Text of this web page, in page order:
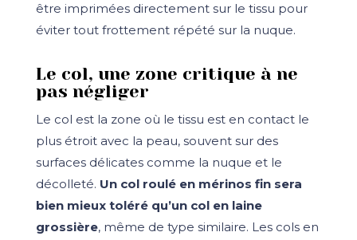
être imprimées directement sur le tissu pour
éviter tout frottement répété sur la nuque.
Le col, une zone critique à ne
pas négliger
Le col est la zone où le tissu est en contact le
plus étroit avec la peau, souvent sur des
surfaces délicates comme la nuque et le
décolleté. Un col roulé en mérinos fin sera
bien mieux toléré qu’un col en laine
grossière, même de type similaire. Les cols en